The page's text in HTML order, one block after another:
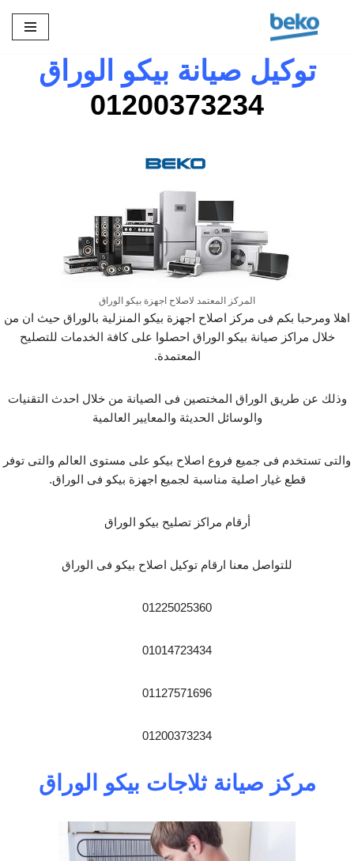
المحتوىتوكيل صيانة بيكو الوراق
01200373234
المركز المعتمد لاصلاح اجهزة بيكو الوراق
اهلا ومرحبا بكم فى مركز اصلاح اجهزة بيكو المنزلية بالوراق حيث ان من
خلال مراكز صيانة بيكو الوراق احصلوا على كافة الخدمات للتصليح
المعتمدة.
وذلك عن طريق الوراق المختصين فى الصيانة من خلال احدث التقنيات
والوسائل الحديثة والمعايير العالمية
والتى تستخدم فى جميع فروع اصلاح بيكو على مستوى العالم والتى توفر
قطع غيار اصلية مناسبة لجميع اجهزة بيكو فى الوراق.
أرقام مراكز تصليح بيكو الوراق
للتواصل معنا ارقام توكيل اصلاح بيكو فى الوراق
01225025360
01014723434
01127571696
01200373234
مركز صيانة ثلاجات بيكو الوراق